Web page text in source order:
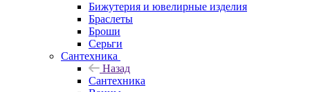
Бижутерия и ювелирные изделия
Браслеты
Броши
Серьги
Сантехника
Назад
Сантехника